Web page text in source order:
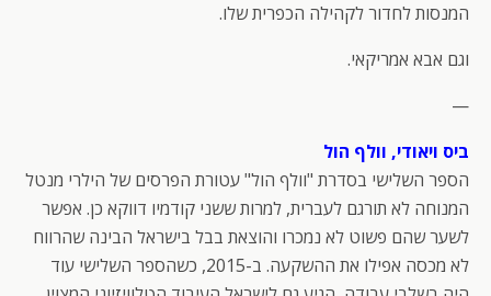
המנסות לחדור לקהילה הכפרית שלו.
וגם אבא אמריקאי.
—
ביס ויאודי, וולף הול
הספר השלישי בסדרת "וולף הול" עטורת הפרסים של הילרי מנטל
המנוחה לא תורגם לעברית, למרות ששני קודמיו דווקא כן. אפשר
לשער שהם פשוט לא נמכרו והוצאת בבל בישראל הבינה שהרווח
לא מכסה אפילו את ההשקעה. ב-2015, כשהספר השלישי עוד